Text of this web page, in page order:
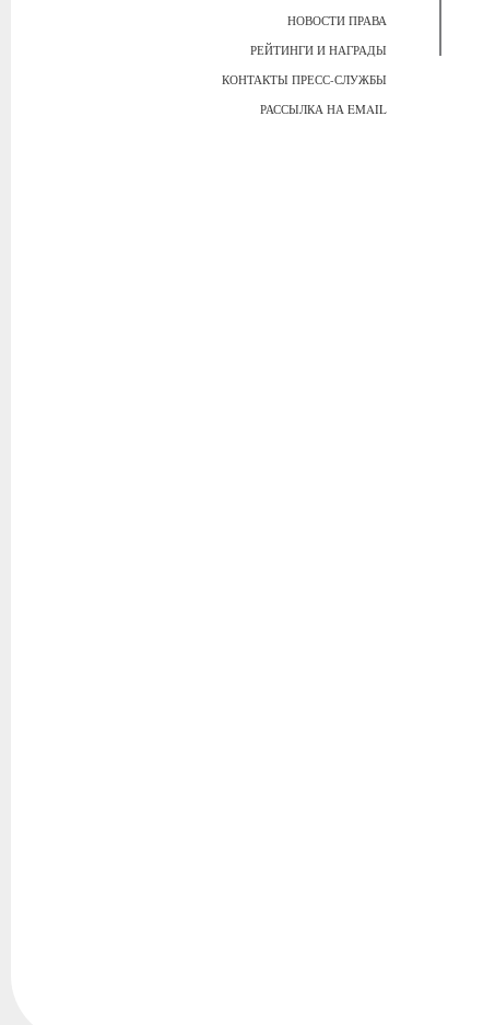
НОВОСТИ ПРАВА
РЕЙТИНГИ И НАГРАДЫ
КОНТАКТЫ ПРЕСС-СЛУЖБЫ
РАССЫЛКА НА EMAIL